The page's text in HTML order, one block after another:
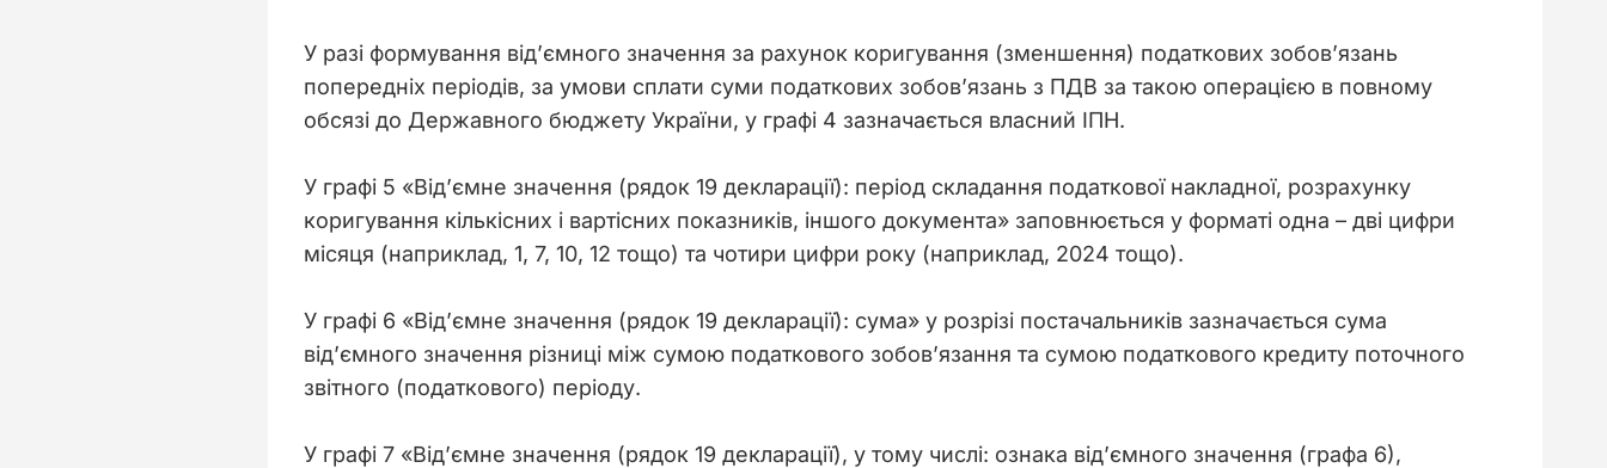
У разі формування від’ємного значення за рахунок коригування (зменшення) податкових зобов’язань
попередніх періодів, за умови сплати суми податкових зобов’язань з ПДВ за такою операцією в повному
обсязі до Державного бюджету України, у графі 4 зазначається власний ІПН.
У графі 5 «Від’ємне значення (рядок 19 декларації): період складання податкової накладної, розрахунку
коригування кількісних і вартісних показників, іншого документа» заповнюється у форматі одна – дві цифри
місяця (наприклад, 1, 7, 10, 12 тощо) та чотири цифри року (наприклад, 2024 тощо).
У графі 6 «Від’ємне значення (рядок 19 декларації): сума» у розрізі постачальників зазначається сума
від’ємного значення різниці між сумою податкового зобов’язання та сумою податкового кредиту поточного
звітного (податкового) періоду.
У графі 7 «Від’ємне значення (рядок 19 декларації), у тому числі: ознака від’ємного значення (графа 6),